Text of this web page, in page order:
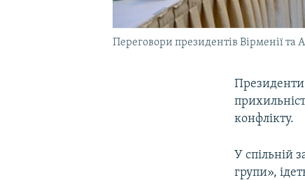
Переговори президентів Вірменії та
Президенти
конфлікту.
У спільній
групи»,